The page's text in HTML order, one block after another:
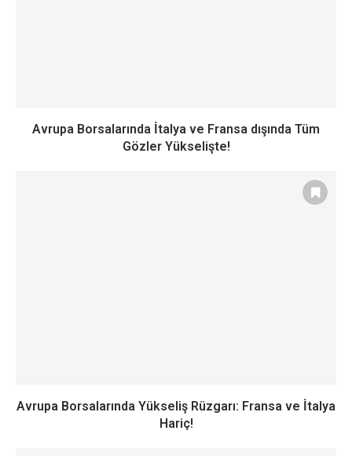
Avrupa Borsalarında İtalya ve Fransa dışında Tüm
Gözler Yükselişte!
Avrupa Borsalarında Yükseliş Rüzgarı: Fransa ve İtalya
Hariç!